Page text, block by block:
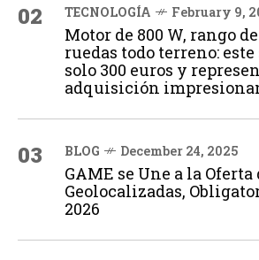
02 TECNOLOGÍA February 9,
Motor de 800 W, rango
ruedas todo terreno:
solo 300 euros y
adquisición
03 BLOG December 24, 2025
GAME se Une a la Oferta
Geolocalizadas,
2026